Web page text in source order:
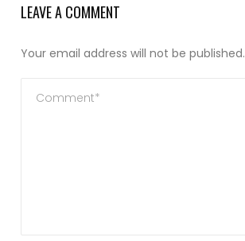
LEAVE A COMMENT
Your email address will not be published.